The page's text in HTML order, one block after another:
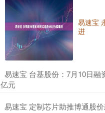
易速宝
进
易速宝 台基股份：7月10日融
亿元
易速宝 定制芯片助推博通股